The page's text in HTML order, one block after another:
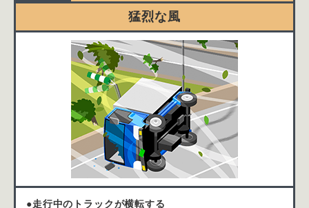
猛烈な風
●走行中のトラックが横転する